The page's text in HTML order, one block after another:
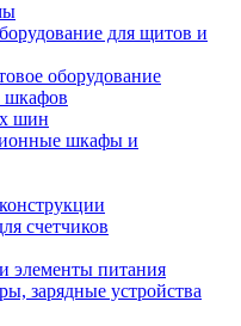
для щитов и
оборудование
шкафов
шин
шкафы и
счетчиков
элементы питания
зарядные устройства